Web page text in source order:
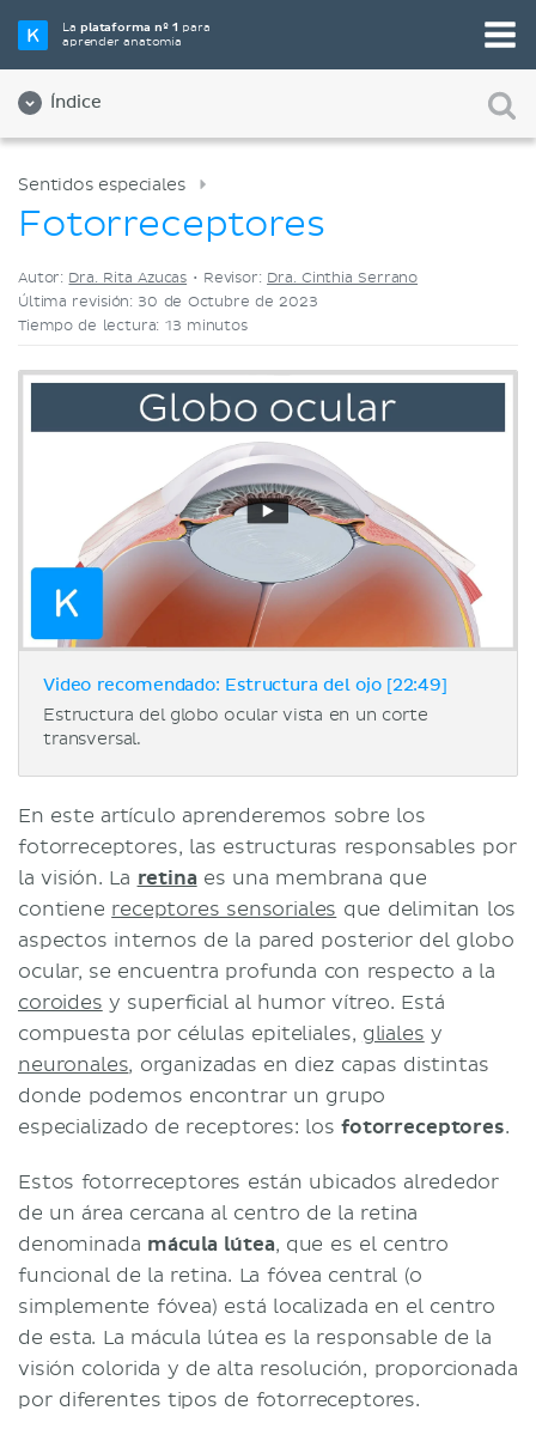
Laplataforma nº 1 para
aprender anatomía
Índice
Elige tu herramienta de estudio favorita
Videos
Sentidos especiales
Fotorreceptores
Autor: Dra. Rita Azucas • Revisor: Dra. Cinthia Serrano
Última revisión: 30 de Octubre de 2023
Tiempo de lectura: 13 minutos
Video recomendado: Estructura del ojo [22:49]
Estructura del globo ocular vista en un corte
transversal.
En este artículo aprenderemos sobre los
fotorreceptores, las estructuras responsables por
la visión. La retina es una membrana que
contiene receptores sensoriales que delimitan los
aspectos internos de la pared posterior del globo
ocular, se encuentra profunda con respecto a la
coroides y superficial al humor vítreo. Está
compuesta por células epiteliales, gliales y
neuronales, organizadas en diez capas distintas
donde podemos encontrar un grupo
especializado de receptores: losfotorreceptores.
Estos fotorreceptores están ubicados alrededor
de un área cercana al centro de la retina
denominada mácula lútea, que es el centro
funcional de la retina. La fóvea central (o
simplemente fóvea) está localizada en el centro
de esta. La mácula lútea es la responsable de la
visión colorida y de alta resolución, proporcionada
por diferentes tipos de fotorreceptores.